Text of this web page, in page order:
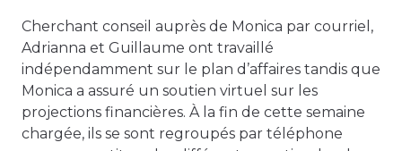
Cherchant conseil auprès de Monica par courriel,
Adrianna et Guillaume ont travaillé
indépendamment sur le plan d’affaires tandis que
Monica a assuré un soutien virtuel sur les
projections financières. À la fin de cette semaine
chargée, ils se sont regroupés par téléphone